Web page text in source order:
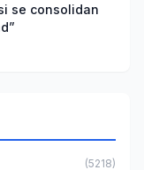
se consolidan
(5218)